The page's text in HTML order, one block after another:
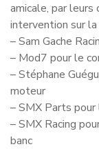
amicale, par leurs
intervention sur
– Sam Gache
– Mod7 pour le
– Stéphane
moteur
– SMX Parts
– SMX Racing
banc